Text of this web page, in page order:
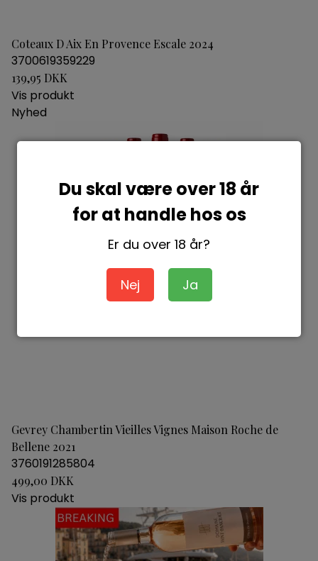
Du skal være over 18 år
for at handle hos os
Er du over 18 år?
Nej Ja
Coteaux D Aix En Provence Escale 2024
3700619359229
139,95 DKK
Vis produkt
Nyhed
Gevrey Chambertin Vieilles Vignes Maison Roche de
Bellene 2021
3760191285804
499,00 DKK
Vis produkt